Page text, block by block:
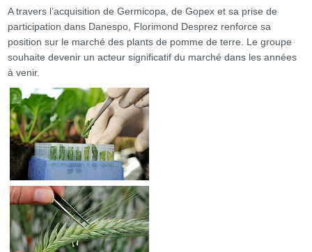
A travers l’acquisition de Germicopa, de Gopex et sa prise de
participation dans Danespo, Florimond Desprez renforce sa
position sur le marché des plants de pomme de terre. Le groupe
souhaite devenir un acteur significatif du marché dans les années
à venir.